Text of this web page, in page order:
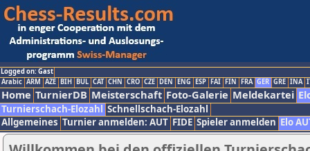
Logged on: Gast
Arabic ARM AZE BIH BUL CAT CHN CRO CZE DEN ENG ESP FAI FIN FRA GER GRE INA
Home TurnierDB Meisterschaft Foto-Galerie Meldekartei
Turnierschach-Elozahl Schnellschach-Elozahl
Allgemeines Turnier anmelden: AUT FIDE Spieler anmelden Elo